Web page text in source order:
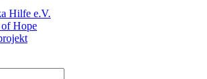
Hilfe e.V.
Hope